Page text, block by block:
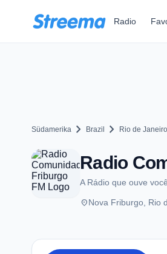
Radio
Südamerika chevron_right Brazil chevron_right Rio de Janeiro
Radio
A Rádio que ouve você
placeNova Friburgo, Rio